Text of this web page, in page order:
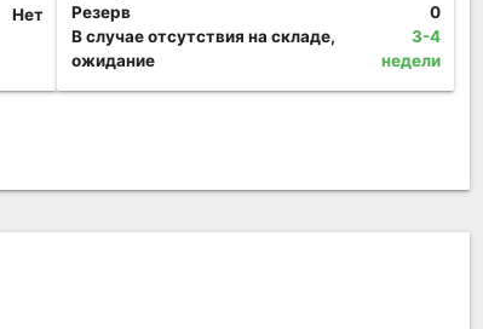
Нет
Резерв
0
В случае отсутствия на складе,
ожидание
3-4
недели